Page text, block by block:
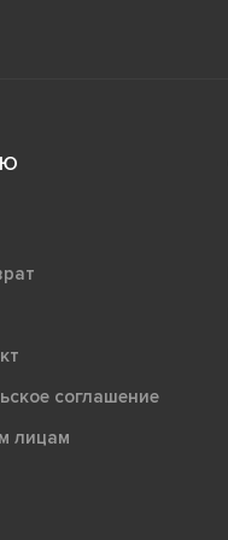
соглашение
лицам